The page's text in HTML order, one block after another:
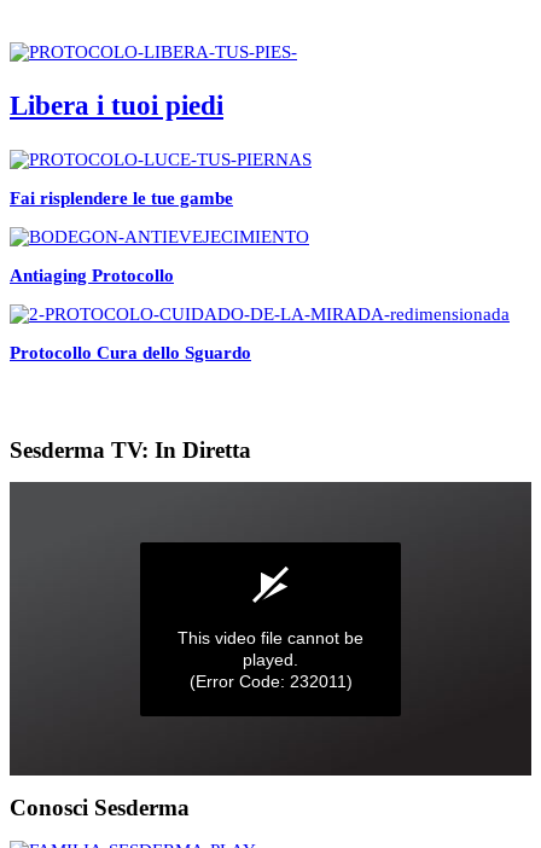
Libera i tuoi piedi
Fai risplendere le tue gambe
Antiaging Protocollo
Protocollo Cura dello Sguardo
Sesderma TV: In Diretta
Conosci Sesderma